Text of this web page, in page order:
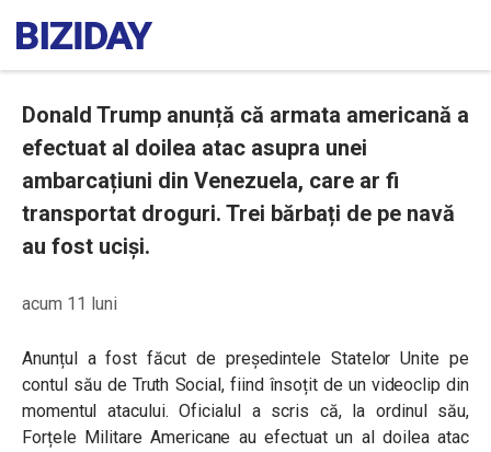
Donald Trump anunță că armata americană a
efectuat al doilea atac asupra unei
ambarcațiuni din Venezuela, care ar fi
transportat droguri. Trei bărbați de pe navă
au fost uciși.
acum 11 luni
Anunțul a fost făcut de președintele Statelor Unite pe
contul său de Truth Social, fiind însoțit de un videoclip din
momentul atacului. Oficialul a scris că, la ordinul său,
Forțele Militare Americane au efectuat un al doilea atac